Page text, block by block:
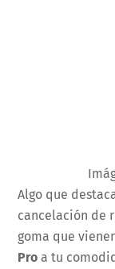
Algo que
cancelación de
goma que
Pro a tu